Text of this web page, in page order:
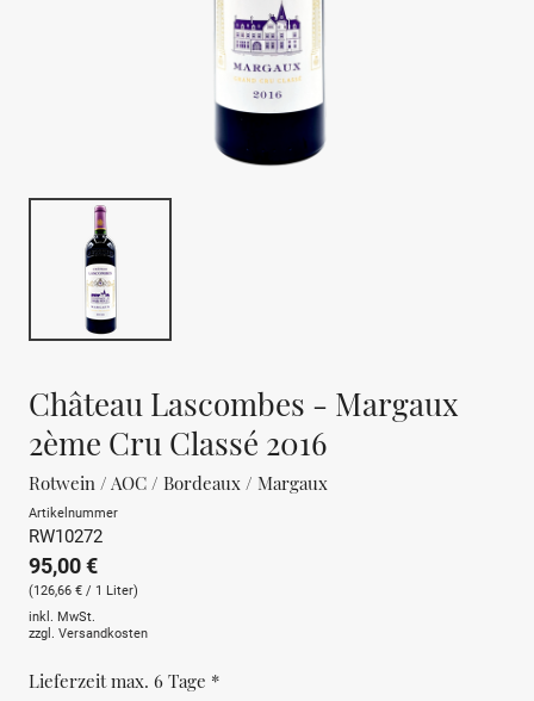
Château Lascombes - Margaux
2ème Cru Classé 2016
Rotwein / AOC / Bordeaux / Margaux
Artikelnummer
RW10272
95,00 €
(126,66 € / 1 Liter)
inkl. MwSt.
zzgl. Versandkosten
Lieferzeit max. 6 Tage *